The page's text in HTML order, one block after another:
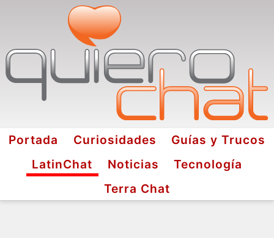
Portada Curiosidades
Guías y Trucos
LatinChat
Noticias
Tecnología
Terra Chat